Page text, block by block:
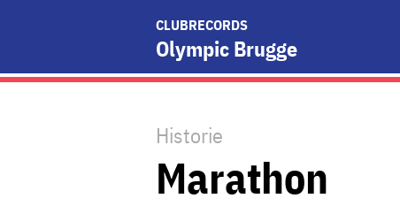
CLUBRECORDS
Olympic Brugge
Historie
Marathon